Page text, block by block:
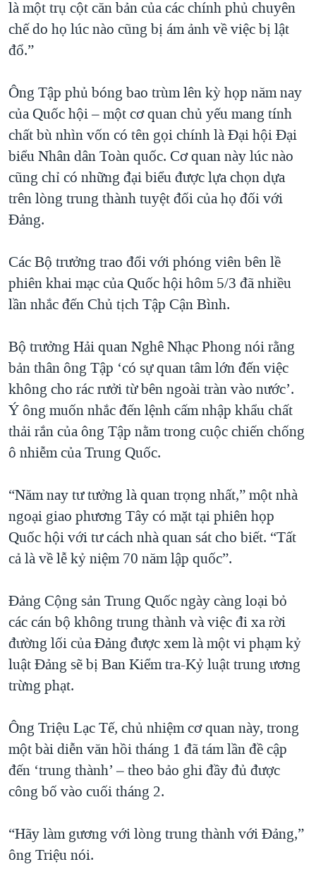
là một trụ cột căn bản của các chính phủ chuyên
chế do họ lúc nào cũng bị ám ảnh về việc bị lật
đổ.”
Ông Tập phủ bóng bao trùm lên kỳ họp năm nay
của Quốc hội – một cơ quan chủ yếu mang tính
chất bù nhìn vốn có tên gọi chính là Đại hội Đại
biểu Nhân dân Toàn quốc. Cơ quan này lúc nào
cũng chỉ có những đại biểu được lựa chọn dựa
trên lòng trung thành tuyệt đối của họ đối với
Đảng.
Các Bộ trưởng trao đổi với phóng viên bên lề
phiên khai mạc của Quốc hội hôm 5/3 đã nhiều
lần nhắc đến Chủ tịch Tập Cận Bình.
Bộ trưởng Hải quan Nghê Nhạc Phong nói rằng
bản thân ông Tập ‘có sự quan tâm lớn đến việc
không cho rác rưởi từ bên ngoài tràn vào nước’.
Ý ông muốn nhắc đến lệnh cấm nhập khẩu chất
thải rắn của ông Tập nằm trong cuộc chiến chống
ô nhiễm của Trung Quốc.
“Năm nay tư tưởng là quan trọng nhất,” một nhà
ngoại giao phương Tây có mặt tại phiên họp
Quốc hội với tư cách nhà quan sát cho biết. “Tất
cả là về lễ kỷ niệm 70 năm lập quốc”.
Đảng Cộng sản Trung Quốc ngày càng loại bỏ
các cán bộ không trung thành và việc đi xa rời
đường lối của Đảng được xem là một vi phạm kỷ
luật Đảng sẽ bị Ban Kiểm tra-Kỷ luật trung ương
trừng phạt.
Ông Triệu Lạc Tế, chủ nhiệm cơ quan này, trong
một bài diễn văn hồi tháng 1 đã tám lần đề cập
đến ‘trung thành’ – theo bảo ghi đầy đủ được
công bố vào cuối tháng 2.
“Hãy làm gương với lòng trung thành với Đảng,”
ông Triệu nói.